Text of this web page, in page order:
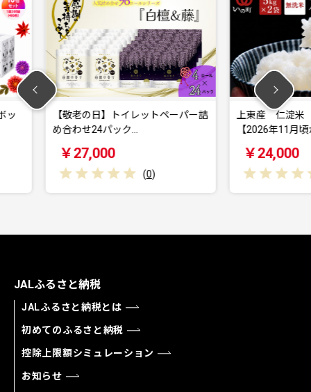
ットペーパー詰
上東産 仁淀米 香り米なし
【2026年11月頃から…
￥24,000
上東
【
￥
JALふるさと納税
JALふるさと納税とは
初めてのふるさと納税
控除上限額シミュレーション
お知らせ